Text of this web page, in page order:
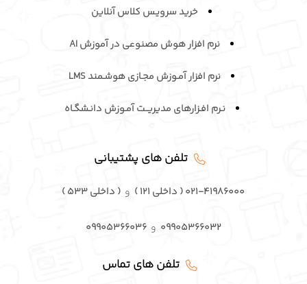
خرید سرویـس کلاس آنلاین
نرم افزار هوش مصنوعی در آموزش AI
نرم افزار آمـوزش مجـازی هوشـمند LMS
نـرم افـزارهای مدیریــت آمـوزش دانـشگـاه
تلفن های پشتیبانی
۰۲۱-۴۱۹۸۶۰۰۰ ( داخلی ۱۲۱ ) و ( داخلی ۵۳۳ )
۰۹۹۰۵۳۶۶۰۳۲ و۰۹۹۰۵۳۶۶۰۳۶
تلفن های تماس